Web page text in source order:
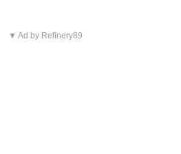
▼ Ad by Refinery89